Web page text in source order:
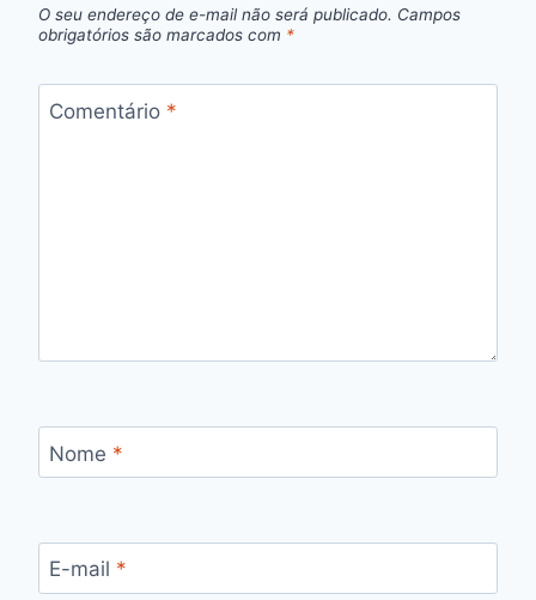
O seu endereço de e-mail não será publicado. Campos
obrigatórios são marcados com *
Comentário *
Nome *
E-mail *